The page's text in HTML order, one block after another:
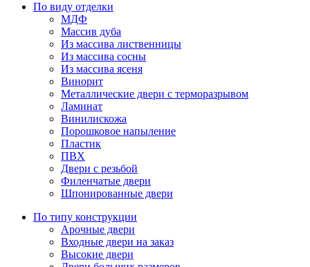
По виду отделки
МДФ
Массив дуба
Из массива лиственницы
Из массива сосны
Из массива ясеня
Винорит
Металлические двери с терморазрывом
Ламинат
Винилискожа
Порошковое напыление
Пластик
ПВХ
Двери с резьбой
Филенчатые двери
Шпонированные двери
По типу конструкции
Арочные двери
Входные двери на заказ
Высокие двери